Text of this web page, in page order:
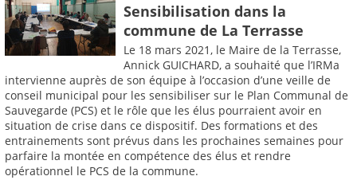
Sensibilisation dans la
commune de La Terrasse
Le 18 mars 2021, le Maire de la Terrasse,
Annick GUICHARD, a souhaité que l’IRMa
intervienne auprès de son équipe à l’occasion d’une veille de
conseil municipal pour les sensibiliser sur le Plan Communal de
Sauvegarde (PCS) et le rôle que les élus pourraient avoir en
situation de crise dans ce dispositif. Des formations et des
entrainements sont prévus dans les prochaines semaines pour
parfaire la montée en compétence des élus et rendre
opérationnel le PCS de la commune.